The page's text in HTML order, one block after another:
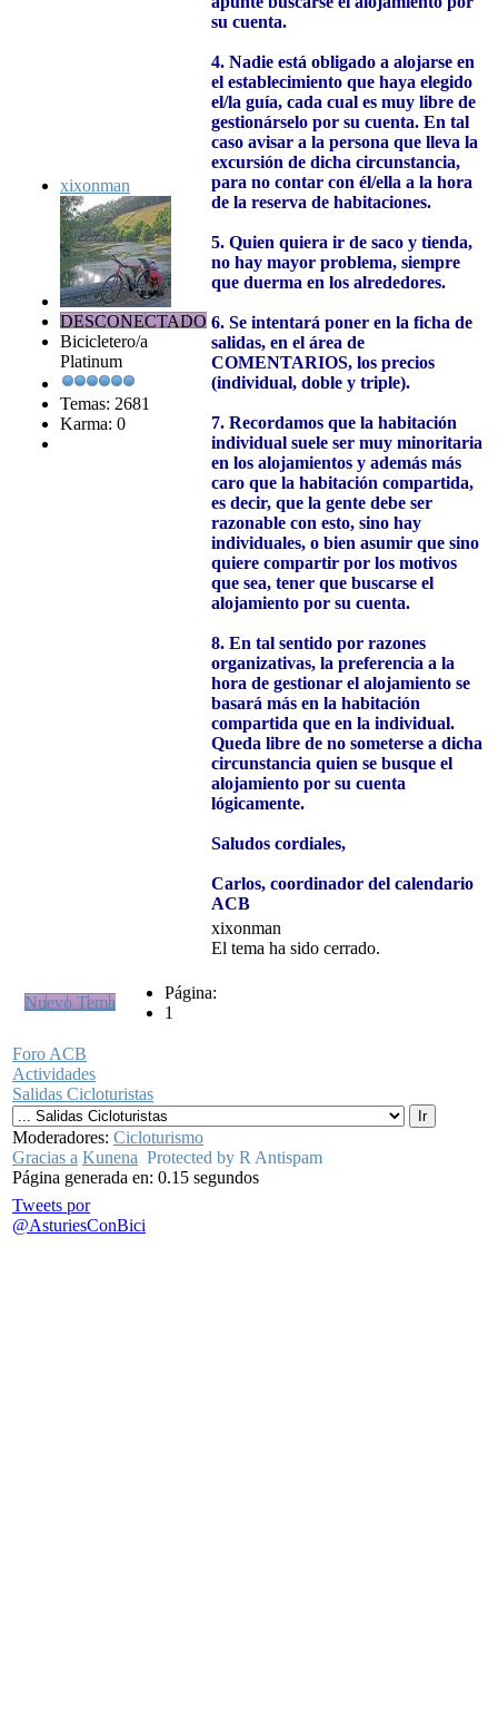
xixonman
DESCONECTADO
Bicicletero/a
Platinum
Temas: 2681
Karma: 0
su cuenta.
4. Nadie está obligado a alojarse en
el establecimiento que haya elegido
el/la guía, cada cual es muy libre de
gestionárselo por su cuenta. En tal
caso avisar a la persona que lleva la
excursión de dicha circunstancia,
para no contar con él/ella a la hora
de la reserva de habitaciones.
5. Quien quiera ir de saco y tienda,
no hay mayor problema, siempre
que duerma en los alrededores.
6. Se intentará poner en la ficha de
salidas, en el área de
COMENTARIOS, los precios
(individual, doble y triple).
7. Recordamos que la habitación
individual suele ser muy minoritaria
en los alojamientos y además más
caro que la habitación compartida,
es decir, que la gente debe ser
razonable con esto, sino hay
individuales, o bien asumir que sino
quiere compartir por los motivos
que sea, tener que buscarse el
alojamiento por su cuenta.
8. En tal sentido por razones
organizativas, la preferencia a la
hora de gestionar el alojamiento se
basará más en la habitación
compartida que en la individual.
Queda libre de no someterse a dicha
circunstancia quien se busque el
alojamiento por su cuenta
lógicamente.
Saludos cordiales,
Carlos, coordinador del calendario
ACB
xixonman
El tema ha sido cerrado.
Nuevo Tema
Página:
1
Foro ACB
Actividades
Salidas Cicloturistas
Moderadores: Cicloturismo
Gracias a Kunena Protected by R Antispam
Página generada en: 0.15 segundos
Tweets por
@AsturiesConBici